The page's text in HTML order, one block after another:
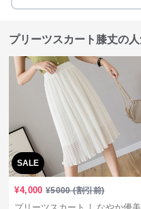
プリーツスカート膝丈の
SALE
¥4,000 ¥5000(割引前)